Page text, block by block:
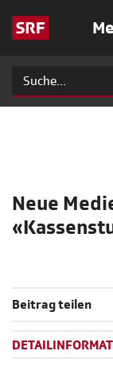
Neue
Beitrag teilen